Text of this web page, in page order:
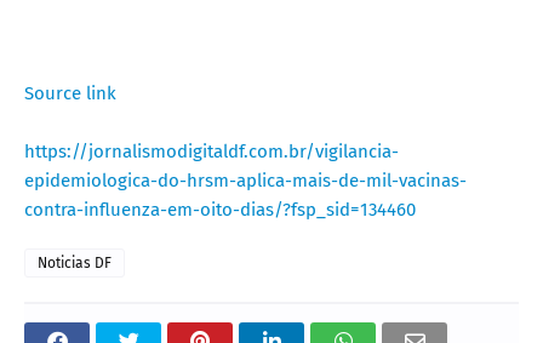
Source link
https://jornalismodigitaldf.com.br/vigilancia-
epidemiologica-do-hrsm-aplica-mais-de-mil-vacinas-
contra-influenza-em-oito-dias/?fsp_sid=134460
Noticias DF